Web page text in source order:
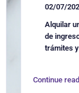
02/07/
Alquilar
de
trámites
Continue